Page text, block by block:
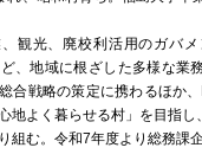
観光、廃校利活用のガバ
ど、地域に根ざした多様な業
合戦略の策定に携わるほか
地よく暮らせる村」を目指
組む。令和7年度より総務課